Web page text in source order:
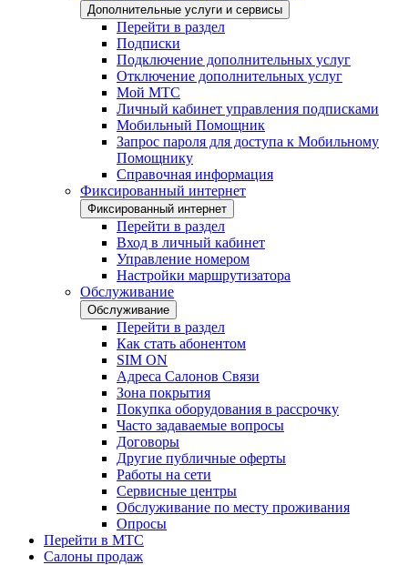
Дополнительные услуги и сервисы
Перейти в раздел
Подписки
Подключение дополнительных услуг
Отключение дополнительных услуг
Мой МТС
Личный кабинет управления подписками
Мобильный Помощник
Запрос пароля для доступа к Мобильному
Помощнику
Справочная информация
Фиксированный интернет
Фиксированный интернет
Перейти в раздел
Вход в личный кабинет
Управление номером
Настройки маршрутизатора
Обслуживание
Обслуживание
Перейти в раздел
Как стать абонентом
SIM ON
Адреса Салонов Связи
Зона покрытия
Покупка оборудования в рассрочку
Часто задаваемые вопросы
Договоры
Другие публичные оферты
Работы на сети
Сервисные центры
Обслуживание по месту проживания
Опросы
Перейти в МТС
Салоны продаж